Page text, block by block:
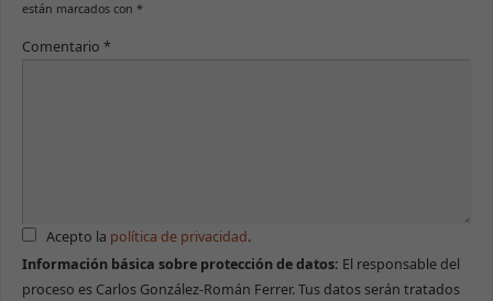
están marcados con *
Comentario *
Acepto la política de privacidad.
Información básica sobre protección de datos: El responsable del
proceso es Carlos González-Román Ferrer. Tus datos serán tratados